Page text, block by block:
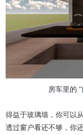
房车里的
得益于玻璃墙，你可以
透过窗户看还不够，你